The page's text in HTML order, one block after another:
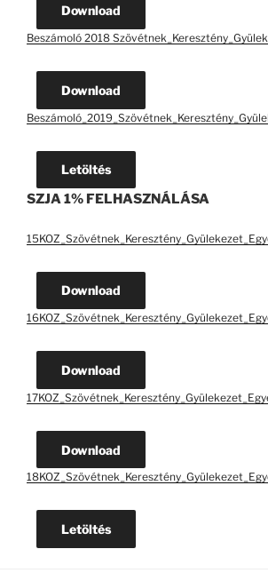
Download
Beszámoló 2018
Download
Letöltés
SZJA 1% FELHASZNÁLÁSA
Download
Download
Download
Letöltés